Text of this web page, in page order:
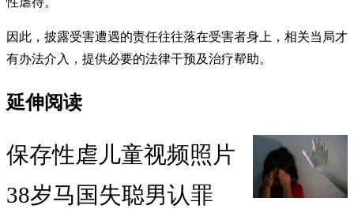
因此，披露受害遭遇的责任往往落在受害者身上，相关当局才
有办法介入，提供必要的法律干预及治疗帮助。
延伸阅读
保存性虐儿童视频照片
38岁马国失聪男认罪